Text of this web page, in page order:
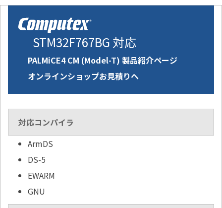
STM32F767BG 対応
PALMiCE4 CM (Model-T) 製品紹介ページ
オンラインショップお見積りへ
対応コンパイラ
ArmDS
DS-5
EWARM
GNU